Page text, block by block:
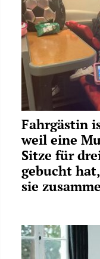
Fahrgästin
weil eine
Sitze für
gebucht
sie